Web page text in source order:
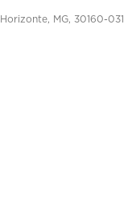
MG, 30160-031